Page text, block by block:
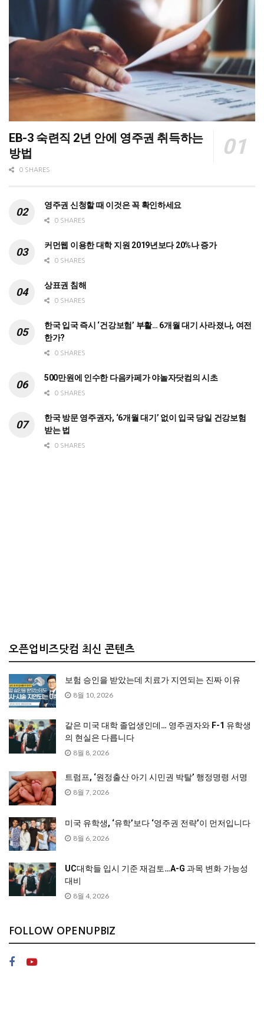
EB-3 숙련직 2년 안에 영주권 취득하는
방법
0 SHARES
영주권 신청할 때 이것은 꼭 확인하세요
0 SHARES
커먼웹 이용한 대학 지원 2019년보다 20%나 증가
0 SHARES
상표권 침해
0 SHARES
한국 입국 즉시 ‘건강보험’ 부활… 6개월 대기 사라졌나, 여전
한가?
0 SHARES
500만원에 인수한 다음카페가 야놀자닷컴의 시초
0 SHARES
한국 방문 영주권자, ‘6개월 대기’ 없이 입국 당일 건강보험
받는 법
0 SHARES
오픈업비즈닷컴 최신 콘텐츠
보험 승인을 받았는데 치료가 지연되는 진짜 이유
8월 10, 2026
같은 미국 대학 졸업생인데… 영주권자와 F-1 유학생
의 현실은 다릅니다
8월 8, 2026
트럼프, ‘원정출산 아기 시민권 박탈’ 행정명령 서명
8월 7, 2026
미국 유학생, ‘유학’보다 ‘영주권 전략’이 먼저입니다
8월 6, 2026
UC대학들 입시 기준 재검토…A-G 과목 변화 가능성
대비
8월 4, 2026
FOLLOW OPENUPBIZ